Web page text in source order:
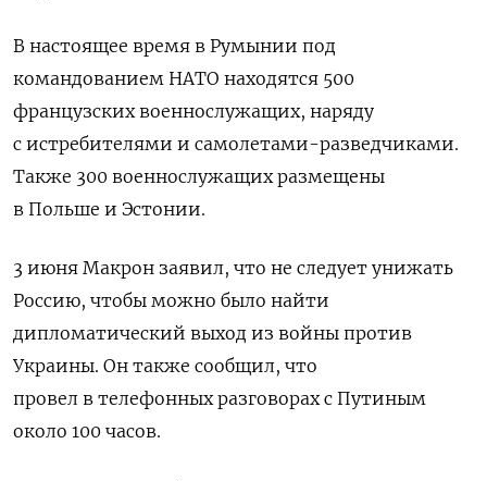
В настоящее время в Румынии под
командованием НАТО находятся 500
французских военнослужащих, наряду
с истребителями и самолетами-разведчиками.
Также 300 военнослужащих размещены
в Польше и Эстонии.
3 июня Макрон заявил, что не следует унижать
Россию, чтобы можно было найти
дипломатический выход из войны против
Украины. Он также сообщил, что
провел в телефонных разговорах с Путиным
около 100 часов.